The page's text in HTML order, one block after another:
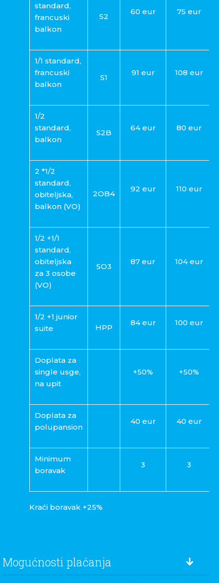
standard,
francuski
balkon
S2
60 eur 75 eur
1/1 standard,
francuski
balkon
S1
91 eur 108 eur
1/2
standard,
balkon
S2B
64 eur 80 eur
2 *1/2
standard,
obiteljska,
balkon (VO)
2OB4
92 eur 110 eur
1/2 +1/1
standard,
obiteljska
za 3 osobe
(VO)
SO3
87 eur 104 eur
1/2 +1 junior
suite
HPP
84 eur 100 eur
Doplata za
single usge,
na upit
+50% +50%
Doplata za
polupansion
40 eur 40 eur
Minimum
boravak
3 3
Kraći boravak +25%
Mogućnosti plaćanja